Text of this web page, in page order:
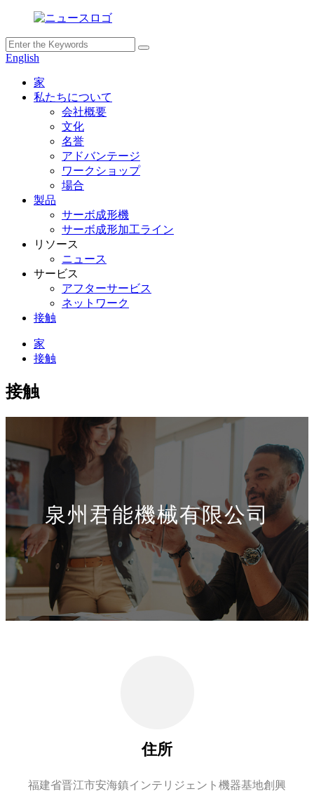
English
家
私たちについて
会社概要
文化
名誉
アドバンテージ
ワークショップ
場合
製品
サーボ成形機
サーボ成形加工ライン
リソース
ニュース
サービス
アフターサービス
ネットワーク
接触
家
接触
接触
泉州君能機械有限公司
住所
福建省晋江市安海鎮インテリジェント機器基地創興